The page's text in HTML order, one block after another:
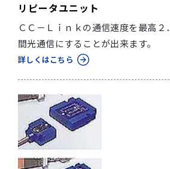
リピータユニット
ＣＣ－Ｌｉｎｋの通信速度を最高
間光通信にすることが出来ます。
詳しくはこちら